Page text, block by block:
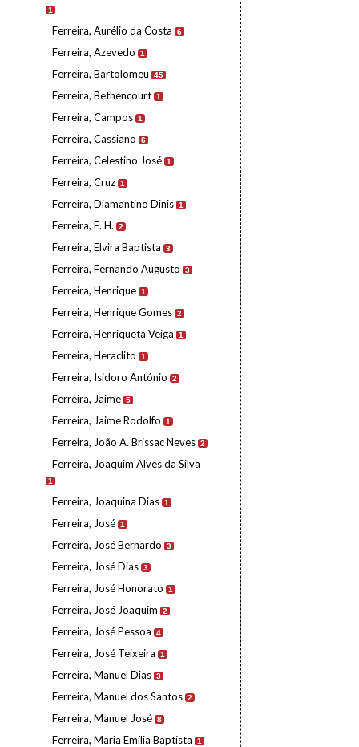
1
Ferreira, Aurélio da Costa 6
Ferreira, Azevedo 1
Ferreira, Bartolomeu 45
Ferreira, Bethencourt 1
Ferreira, Campos 1
Ferreira, Cassiano 6
Ferreira, Celestino José 1
Ferreira, Cruz 1
Ferreira, Diamantino Dinis 1
Ferreira, E. H. 2
Ferreira, Elvira Baptista 3
Ferreira, Fernando Augusto 3
Ferreira, Henrique 1
Ferreira, Henrique Gomes 2
Ferreira, Henriqueta Veiga 1
Ferreira, Heraclito 1
Ferreira, Isidoro António 2
Ferreira, Jaime 5
Ferreira, Jaime Rodolfo 1
Ferreira, João A. Brissac Neves 2
Ferreira, Joaquim Alves da Silva
1
Ferreira, Joaquina Dias 1
Ferreira, José 1
Ferreira, José Bernardo 3
Ferreira, José Dias 3
Ferreira, José Honorato 1
Ferreira, José Joaquim 2
Ferreira, José Pessoa 4
Ferreira, José Teixeira 1
Ferreira, Manuel Dias 3
Ferreira, Manuel dos Santos 2
Ferreira, Manuel José 8
Ferreira, Maria Emília Baptista 1